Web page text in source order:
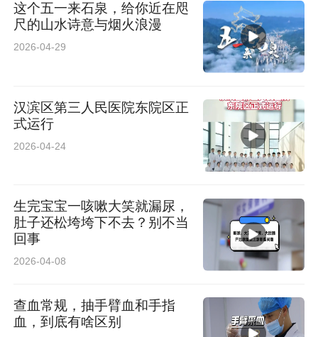
这个五一来石泉，给你近在咫
尺的山水诗意与烟火浪漫
2026-04-29
汉滨区第三人民医院东院区正
式运行
2026-04-24
生完宝宝一咳嗽大笑就漏尿，
肚子还松垮垮下不去？别不当
回事
2026-04-08
查血常规，抽手臂血和手指
血，到底有啥区别